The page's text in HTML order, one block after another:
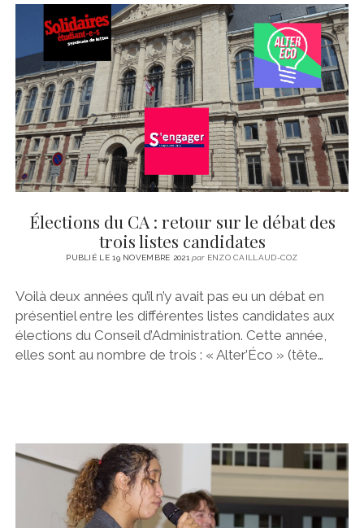
Élections du CA : retour sur le débat des
trois listes candidates
PUBLIÉ LE 19 NOVEMBRE 2021parENZO CAILLAUD-COZ
Voilà deux années qu’il n’y avait pas eu un débat en
présentiel entre les différentes listes candidates aux
élections du Conseil d’Administration. Cette année,
elles sont au nombre de trois : « Alter’Éco » (tête…